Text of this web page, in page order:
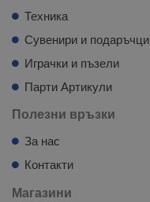
Техника
Сувенири и подаръчци
Играчки и пъзели
Парти Артикули
Полезни връзки
За нас
Контакти
Магазини